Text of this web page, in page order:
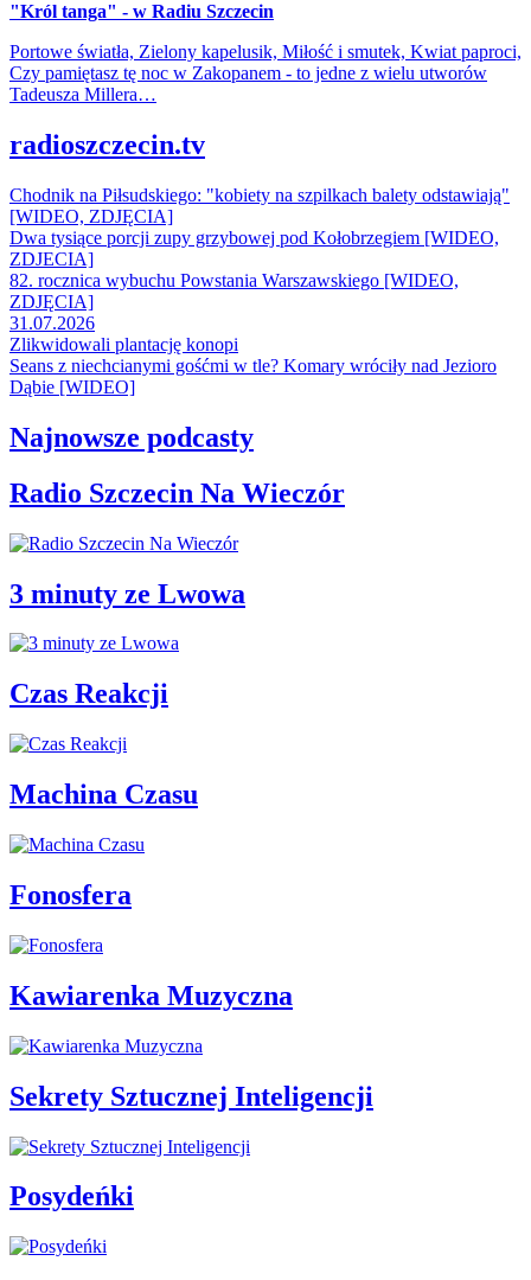
"Król tanga" - w Radiu Szczecin
Portowe światła, Zielony kapelusik, Miłość i smutek, Kwiat paproci,
Czy pamiętasz tę noc w Zakopanem - to jedne z wielu utworów
Tadeusza Millera…
radioszczecin.tv
Chodnik na Piłsudskiego: "kobiety na szpilkach balety odstawiają"
[WIDEO, ZDJĘCIA]
Dwa tysiące porcji zupy grzybowej pod Kołobrzegiem [WIDEO,
ZDJECIA]
82. rocznica wybuchu Powstania Warszawskiego [WIDEO,
ZDJĘCIA]
31.07.2026
Zlikwidowali plantację konopi
Seans z niechcianymi gośćmi w tle? Komary wróciły nad Jezioro
Dąbie [WIDEO]
Najnowsze podcasty
Radio Szczecin Na Wieczór
3 minuty ze Lwowa
Czas Reakcji
Machina Czasu
Fonosfera
Kawiarenka Muzyczna
Sekrety Sztucznej Inteligencji
Posydeńki